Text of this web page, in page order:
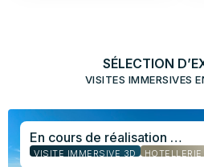
SÉLECTION
VISITES IMMERSIVES
En cours de réalisation …
VISITE IMMERSIVE 3D HÔTELLERIE